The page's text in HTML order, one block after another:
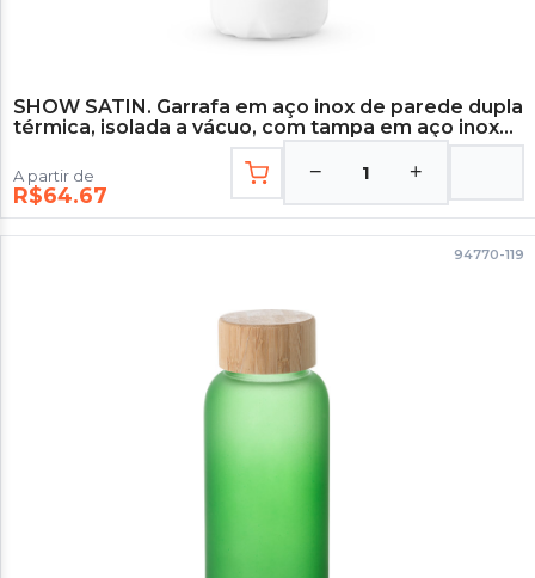
SHOW SATIN. Garrafa em aço inox de parede dupla
térmica, isolada a vácuo, com tampa em aço inox
A partir de
R$64.67
− 1 +
94770-119